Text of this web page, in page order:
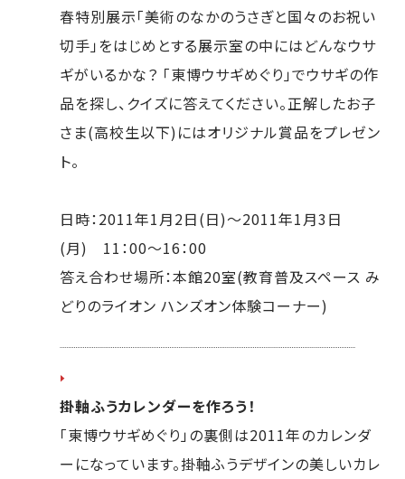
春特別展示「美術のなかのうさぎと国々のお祝い
切手」をはじめとする展示室の中にはどんなウサ
ギがいるかな？ 「東博ウサギめぐり」でウサギの作
品を探し、クイズに答えてください。正解したお子
さま(高校生以下)にはオリジナル賞品をプレゼン
ト。
日時：2011年1月2日(日)～2011年1月3日
(月) 11：00～16：00
答え合わせ場所：本館20室(教育普及スペース み
どりのライオン ハンズオン体験コーナー)
掛軸ふうカレンダーを作ろう！
「東博ウサギめぐり」の裏側は2011年のカレンダ
ーになっています。掛軸ふうデザインの美しいカレ